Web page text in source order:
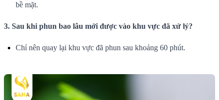
bề mặt.
3. Sau khi phun bao lâu mới được vào khu vực đã xử lý?
Chỉ nên quay lại khu vực đã phun sau khoảng 60 phút.